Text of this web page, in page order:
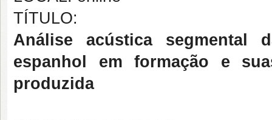
TÍTULO:
Análise acústica segmental
espanhol em formação e
produzida